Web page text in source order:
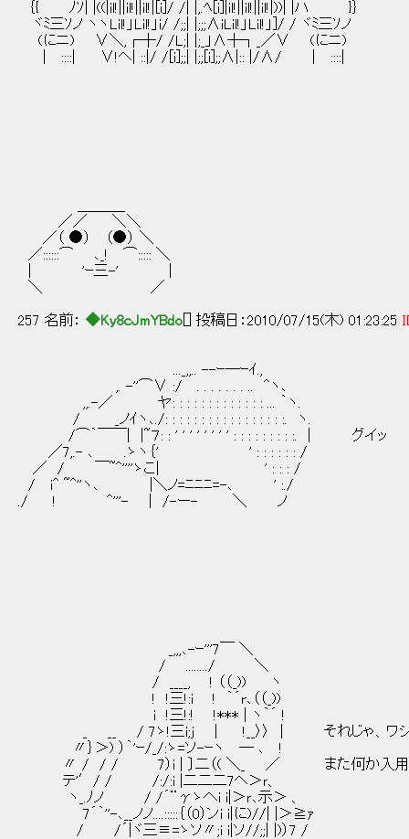
｛{ ﾉｿ| |((|il!||il!||il!|[i]/ /| |,.ﾍ[i]|il!||il!||il!|))| |ハ }｝
ヾﾐ三ｿノ ヽヽLil!」Lil!」i/ /;;| |;;;∧iLil!」Lil!」]/ / ヾﾐ三ｿノ
(にニ) ∨＼,┌┼/ /L;| |;_」∧┼┐_／∨ (にニ)
| ::::| ∨!ヘ| ::|/ /[i];;| |;;[i];;∧|:: |/∧/ | ::::|
／／ ＼＼
／（ ●） （●） ＼
／::::::⌒ ､_! ⌒::::: ＼
| 'ｰ三-' |
＼ ／
257 名前： ◆Ky8cJmYBdo [] 投稿日：2010/07/15(木) 01:23:25
..._,,.. --ｰ―ｰｲ.,
,. -''⌒∨ :/ . . . . . . . .. ^ヽ､
,,.-／ ヤ: : : : : : : : : : : : : ... ｀ヽ.
/ _ノｲヽ､./: : : : : : : : : : : : : : : : :. ヽ.
/⌒｀￣￣| |~７: : ' ' ' ' ' ' ' ' : : : : : : : : :. | グイッ
／7,.- ､ .ゝヽ｛' ' : : : : : : /
／ / ￣~^''''ゝこ| ' : : : /
/ i^ ~^''ヽ､ |＼ノ=ﾆﾆﾆ=-､ ' :./
./ ! ^'''- | /-ー- ＼ ノ
_,,,､-ｰ'''7￣ ＼
/ ......../ ＼
/ ____, ! （（_)) ヽ
! !三!:i ! ｀´r､（（_))
i !三!:! !*** | ヽ｀´ !
_ __ / 7ゝ!三i;j | !__〉〉 | それじゃ、ワシは基
〃｝＞) ）｀'ｰ/_/:ゝ=ソ-ｰヽ ─ ､ !
〃 / / / 7）i | 〕二（( ＼_ ／ また何か入用に
テ'′/ / /:/:i |二二二7ヘ＞ｒ、
ヽ_.ﾉノ / /´¨γゝへi i|＞ｒ､示＞ 、
7´｀''-､__ノノ....:::::｛（0）ンi i|に)//| |＞≧ｧ
/ /´|ヾ三≡=ゝソ〃;i i|ソ//;;| |)）7 /